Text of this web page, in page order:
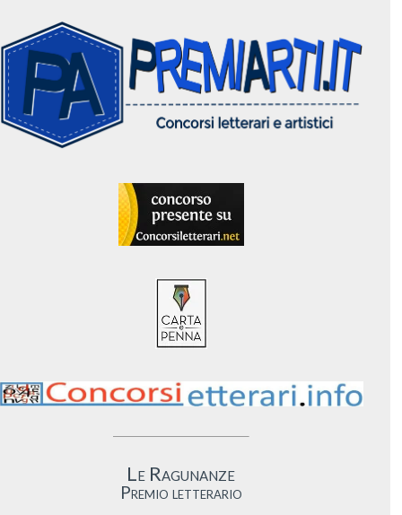
Le Ragunanze
Premio letterario